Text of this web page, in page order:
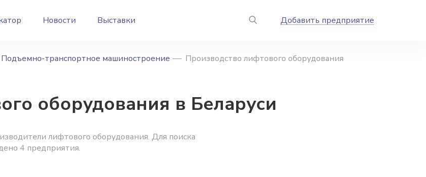
Новости Выставки Добавить предприятие
Подъемно-транспортное машиностроение Производство лифтового оборудования
оборудования в Беларуси
лифтового оборудования. Для поиска
4 предприятия.